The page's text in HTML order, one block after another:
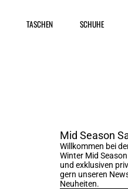
TASCHEN SCHUHE
Mid Season
Willkommen bei
Winter Mid
und exklusiven
gern unseren
Neuheiten.